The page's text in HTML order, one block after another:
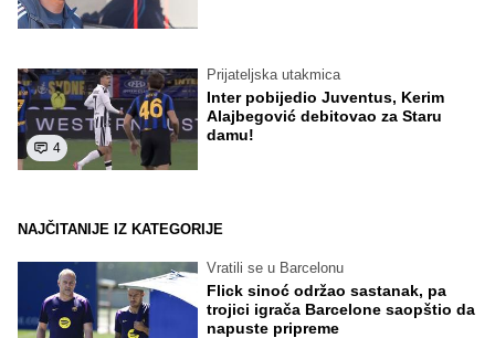
4
Prijateljska utakmica
Inter pobijedio Juventus, Kerim
Alajbegović debitovao za Staru
damu!
NAJČITANIJE IZ KATEGORIJE
Vratili se u Barcelonu
Flick sinoć održao sastanak, pa
trojici igrača Barcelone saopštio da
napuste pripreme